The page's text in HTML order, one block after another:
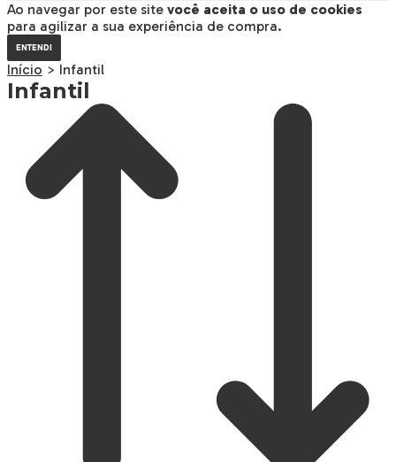
Ao navegar por este site você aceita o uso de cookies
para agilizar a sua experiência de compra.
ENTENDI
Início > Infantil
Infantil